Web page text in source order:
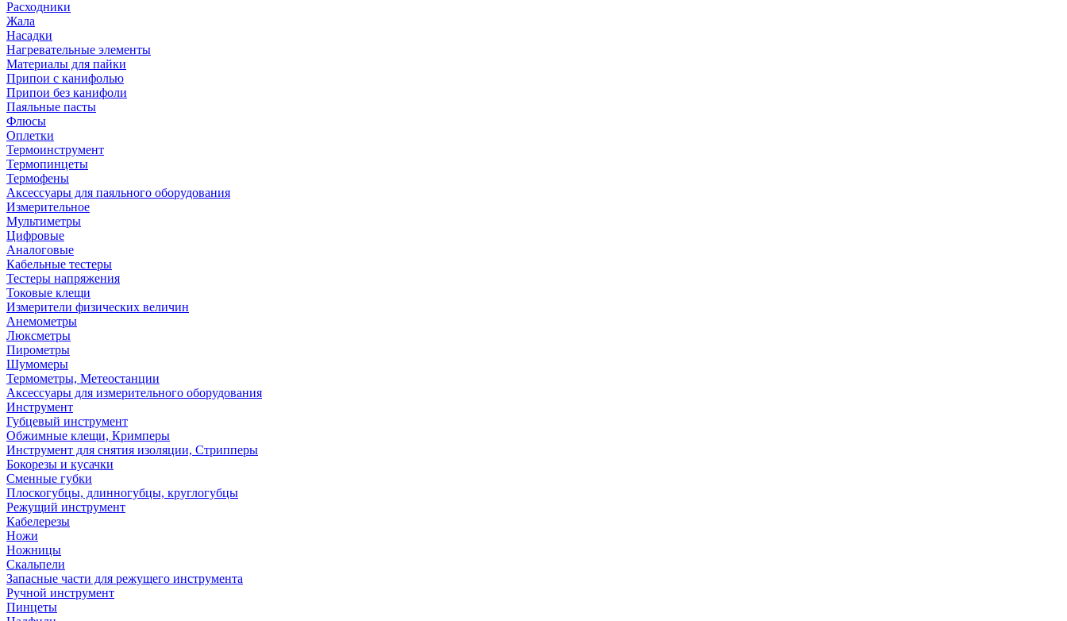
Расходники
Жала
Насадки
Нагревательные элементы
Материалы для пайки
Припои с канифолью
Припои без канифоли
Паяльные пасты
Флюсы
Оплетки
Термоинструмент
Термопинцеты
Термофены
Аксессуары для паяльного оборудования
Измерительное
Мультиметры
Цифровые
Аналоговые
Кабельные тестеры
Тестеры напряжения
Токовые клещи
Измерители физических величин
Анемометры
Люксметры
Пирометры
Шумомеры
Термометры, Метеостанции
Аксессуары для измерительного оборудования
Инструмент
Губцевый инструмент
Обжимные клещи, Кримперы
Инструмент для снятия изоляции, Стрипперы
Бокорезы и кусачки
Сменные губки
Плоскогубцы, длинногубцы, круглогубцы
Режущий инструмент
Кабелерезы
Ножи
Ножницы
Скальпели
Запасные части для режущего инструмента
Ручной инструмент
Пинцеты